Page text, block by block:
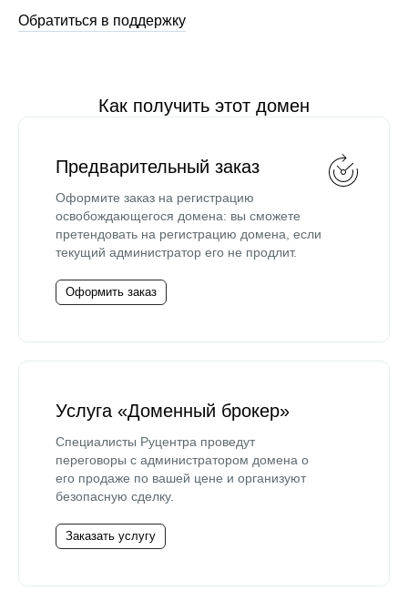
Обратиться в поддержку
Как получить этот домен
Предварительный заказ
Оформите заказ на регистрацию
освобождающегося домена: вы сможете
претендовать на регистрацию домена, если
текущий администратор его не продлит.
Оформить заказ
Услуга «Доменный брокер»
Специалисты Руцентра проведут
переговоры с администратором домена о
его продаже по вашей цене и организуют
безопасную сделку.
Заказать услугу